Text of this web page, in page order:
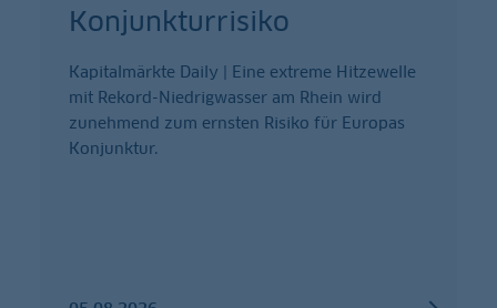
Konjunkturrisiko
Kapitalmärkte Daily | Eine extreme Hitzewelle
mit Rekord-Niedrigwasser am Rhein wird
zunehmend zum ernsten Risiko für Europas
Konjunktur.